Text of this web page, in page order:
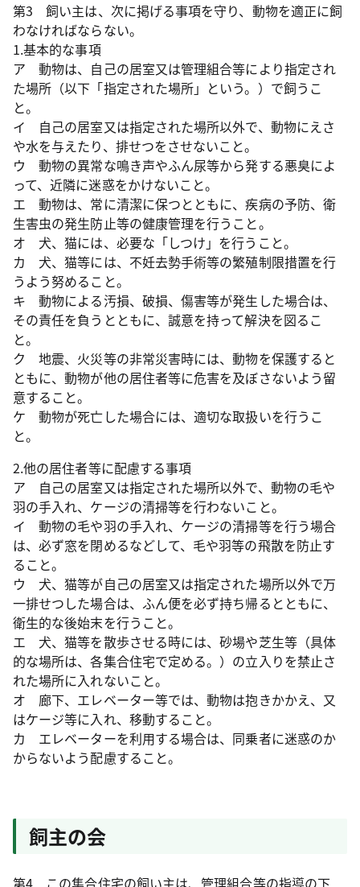
第3 飼い主は、次に掲げる事項を守り、動物を適正に飼
わなければならない。
1.基本的な事項
ア 動物は、自己の居室又は管理組合等により指定され
た場所（以下「指定された場所」という。）で飼うこ
と。
イ 自己の居室又は指定された場所以外で、動物にえさ
や水を与えたり、排せつをさせないこと。
ウ 動物の異常な鳴き声やふん尿等から発する悪臭によ
って、近隣に迷惑をかけないこと。
エ 動物は、常に清潔に保つとともに、疾病の予防、衛
生害虫の発生防止等の健康管理を行うこと。
オ 犬、猫には、必要な「しつけ」を行うこと。
カ 犬、猫等には、不妊去勢手術等の繁殖制限措置を行
うよう努めること。
キ 動物による汚損、破損、傷害等が発生した場合は、
その責任を負うとともに、誠意を持って解決を図るこ
と。
ク 地震、火災等の非常災害時には、動物を保護すると
ともに、動物が他の居住者等に危害を及ぼさないよう留
意すること。
ケ 動物が死亡した場合には、適切な取扱いを行うこ
と。
2.他の居住者等に配慮する事項
ア 自己の居室又は指定された場所以外で、動物の毛や
羽の手入れ、ケージの清掃等を行わないこと。
イ 動物の毛や羽の手入れ、ケージの清掃等を行う場合
は、必ず窓を閉めるなどして、毛や羽等の飛散を防止す
ること。
ウ 犬、猫等が自己の居室又は指定された場所以外で万
一排せつした場合は、ふん便を必ず持ち帰るとともに、
衛生的な後始末を行うこと。
エ 犬、猫等を散歩させる時には、砂場や芝生等（具体
的な場所は、各集合住宅で定める。）の立入りを禁止さ
れた場所に入れないこと。
オ 廊下、エレベーター等では、動物は抱きかかえ、又
はケージ等に入れ、移動すること。
カ エレベーターを利用する場合は、同乗者に迷惑のか
からないよう配慮すること。
飼主の会
第4 この集合住宅の飼い主は、管理組合等の指導の下